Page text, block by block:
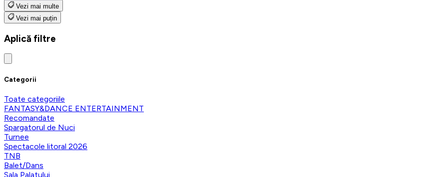
Vezi mai multe
Vezi mai puțin
Aplică filtre
Categorii
Toate categoriile
FANTASY&DANCE ENTERTAINMENT
Recomandate
Spargatorul de Nuci
Turnee
Spectacole litoral 2026
TNB
Balet/Dans
Sala Palatului